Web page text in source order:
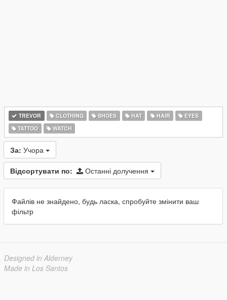
TREVOR CLOTHING SHOES HAT HAIR
EYES
TATTOO
WATCH
За: Учора
Відсортувати по: Останні долучення
Файлів не знайдено, будь ласка, спробуйте змінити ваш
фільтр
Designed in Alderney
Made in Los Santos